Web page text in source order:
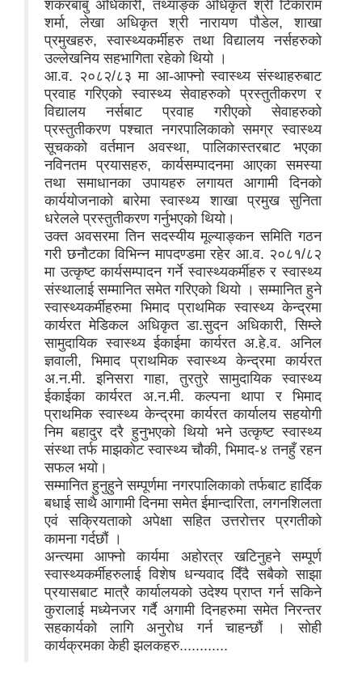
शंकरबाबु अधिकारी, तथ्याङ्क अधिकृत श्री टिकाराम
शर्मा, लेखा अधिकृत श्री नारायण पौडेल, शाखा
प्रमुखहरु, स्वास्थ्यकर्मीहरु तथा विद्यालय नर्सहरुको
उल्लेखनिय सहभागिता रहेको थियो ।
आ.व. २०८२/८३ मा आ-आफ्नो स्वास्थ्य संस्थाहरुबाट
प्रवाह गरिएको स्वास्थ्य सेवाहरुको प्रस्तुतीकरण र
विद्यालय नर्सबाट प्रवाह गरीएको सेवाहरुको
प्रस्तुतीकरण पश्‍चात नगरपालिकाको समग्र स्वास्थ्य
सूचकको वर्तमान अवस्था, पालिकास्तरबाट भएका
नविनतम प्रयासहरु, कार्यसम्पादनमा आएका समस्या
तथा समाधानका उपायहरु लगायत आगामी दिनको
कार्ययोजनाको बारेमा स्वास्थ्य शाखा प्रमुख सुनिता
धरेलले प्रस्तुतीकरण गर्नुभएको थियो।
उक्त अवसरमा तिन सदस्यीय मूल्याङ्कन समिति गठन
गरी छनौटका विभिन्‍न मापदण्डमा रहेर आ.व. २०८१/८२
मा उत्कृष्ट कार्यसम्पादन गर्ने स्वास्थ्यकर्मीहरु र स्वास्थ्य
संस्थालाई सम्मानित समेत गरिएको थियो । सम्मानित हुने
स्वास्थ्यकर्मीहरुमा भिमाद प्राथमिक स्वास्थ्य केन्द्रमा
कार्यरत मेडिकल अधिकृत डा.सुदन अधिकारी, सिम्ले
सामुदायिक स्वास्थ्य ईकाईमा कार्यरत अ.हे.व. अनिल
ज्ञवाली, भिमाद प्राथमिक स्वास्थ्य केन्द्रमा कार्यरत
अ.न.मी. इनिसरा गाहा, तुरतुरे सामुदायिक स्वास्थ्य
ईकाईका कार्यरत अ.न.मी. कल्पना थापा र भिमाद
प्राथमिक स्वास्थ्य केन्द्रमा कार्यरत कार्यालय सहयोगी
निम बहादुर दरै हुनुभएको थियो भने उत्कृष्ट स्वास्थ्य
संस्था तर्फ माझकोट स्वास्थ्य चौकी, भिमाद-४ तनहुँ रहन
सफल भयो।
सम्मानित हुनुहुने सम्पूर्णमा नगरपालिकाको तर्फबाट हार्दिक
बधाई साथै आगामी दिनमा समेत ईमान्दारिता, लगनशिलता
एवं सक्रियताको अपेक्षा सहित उत्तरोत्तर प्रगतीको
कामना गर्दछौं ।
अन्त्यमा आफ्नो कार्यमा अहोरत्र खटिनुहने सम्पूर्ण
स्वास्थ्यकर्मीहरुलाई विशेष धन्यवाद दिँदै सबैको साझा
प्रयासबाट मात्रै कार्यालयको उदेश्य प्राप्‍त गर्न सकिने
कुरालाई मध्येनजर गर्दै अगामी दिनहरुमा समेत निरन्तर
सहकार्यको लागि अनुरोध गर्न चाहन्छौं । सोही
कार्यक्रमका केही झलकहरु............